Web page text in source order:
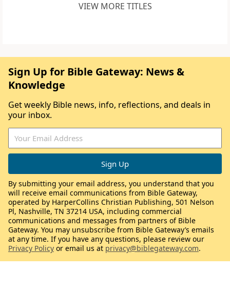
VIEW MORE TITLES
Sign Up for Bible Gateway: News &
Knowledge
Get weekly Bible news, info, reflections, and deals in
your inbox.
By submitting your email address, you understand that you
will receive email communications from Bible Gateway,
operated by HarperCollins Christian Publishing, 501 Nelson
Pl, Nashville, TN 37214 USA, including commercial
communications and messages from partners of Bible
Gateway. You may unsubscribe from Bible Gateway’s emails
at any time. If you have any questions, please review our
Privacy Policy or email us at privacy@biblegateway.com.